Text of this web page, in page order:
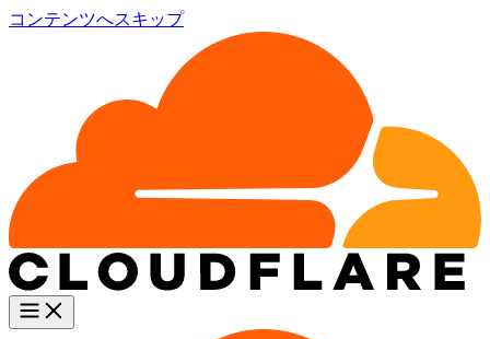
コンテンツへスキップ